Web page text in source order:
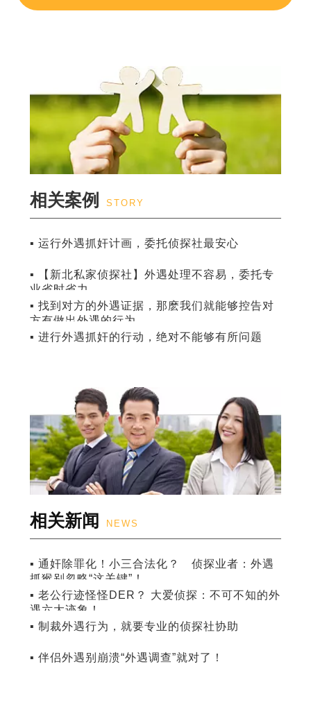
相关案例 STORY
▪ 运行外遇抓奸计画，委托侦探社最安心
▪ 【新北私家侦探社】外遇处理不容易，委托专
业省时省力
▪ 找到对方的外遇证据，那麽我们就能够控告对
方有做出外遇的行为
▪ 进行外遇抓奸的行动，绝对不能够有所问题
相关新闻 NEWS
▪ 通奸除罪化！小三合法化？ 侦探业者：外遇
抓猴别忽略“这关键”！
▪ 老公行迹怪怪DER？ 大爱侦探：不可不知的外
遇六大迹象！
▪ 制裁外遇行为，就要专业的侦探社协助
▪ 伴侣外遇别崩溃“外遇调查”就对了！